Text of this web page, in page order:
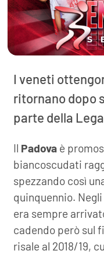
I veneti
ritornano dopo
parte della
Il Padova è
biancoscudati
spezzando così
quinquennio.
era sempre
cadendo però sul
risale al 2018/19,